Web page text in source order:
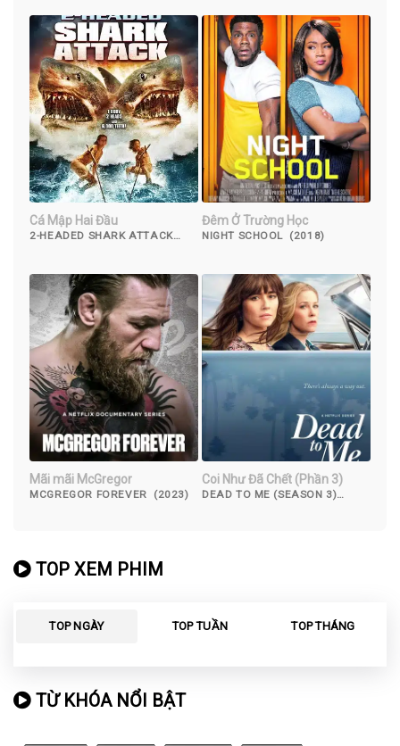
Cá Mập Hai Đầu
2-HEADED SHARK ATTACK
Đêm Ở Trường Học
NIGHT SCHOOL (2018)
Mãi mãi McGregor
MCGREGOR FOREVER (2023)
Coi Như Đã Chết (Phần 3)
DEAD TO ME (SEASON 3)
TOP XEM PHIM
TOP NGÀY TOP TUẦN TOP THÁNG
TỪ KHÓA NỔI BẬT